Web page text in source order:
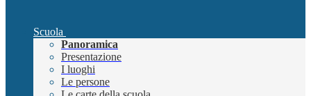
Scuola
Panoramica
Presentazione
I luoghi
Le persone